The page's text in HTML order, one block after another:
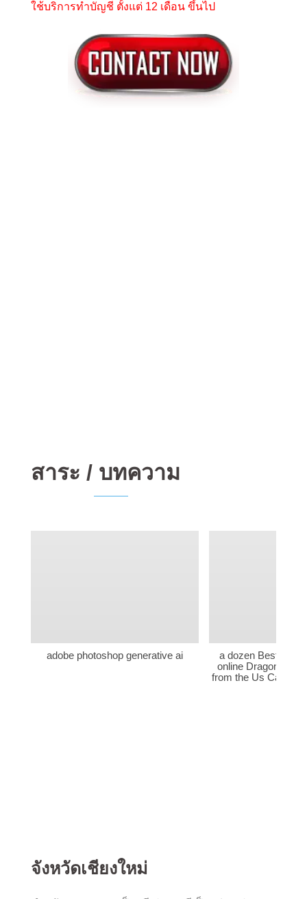
ใช้บริการทำบัญชี ตั้งแต่ 12 เดือน ขึ้นไป
สาระ / บทความ
adobe photoshop generative ai
a dozen Best
online Dragons
from the Us Casinos
จังหวัดเชียงใหม่